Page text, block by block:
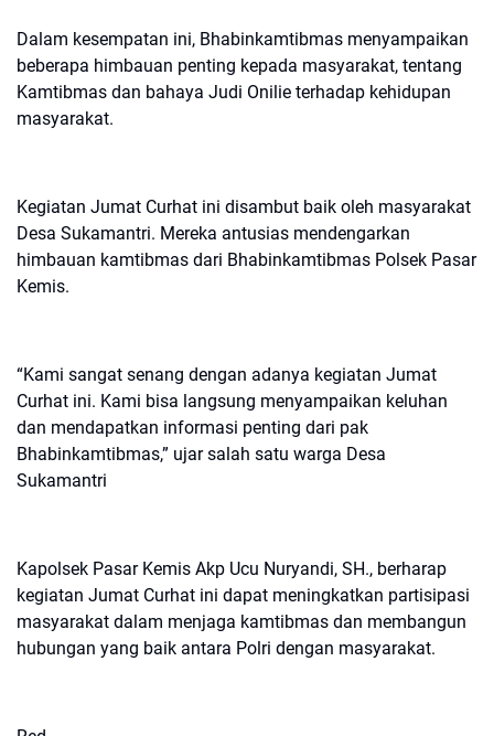
Dalam kesempatan ini, Bhabinkamtibmas menyampaikan
beberapa himbauan penting kepada masyarakat, tentang
Kamtibmas dan bahaya Judi Onilie terhadap kehidupan
masyarakat.
Kegiatan Jumat Curhat ini disambut baik oleh masyarakat
Desa Sukamantri. Mereka antusias mendengarkan
himbauan kamtibmas dari Bhabinkamtibmas Polsek Pasar
Kemis.
“Kami sangat senang dengan adanya kegiatan Jumat
Curhat ini. Kami bisa langsung menyampaikan keluhan
dan mendapatkan informasi penting dari pak
Bhabinkamtibmas,” ujar salah satu warga Desa
Sukamantri
Kapolsek Pasar Kemis Akp Ucu Nuryandi, SH., berharap
kegiatan Jumat Curhat ini dapat meningkatkan partisipasi
masyarakat dalam menjaga kamtibmas dan membangun
hubungan yang baik antara Polri dengan masyarakat.